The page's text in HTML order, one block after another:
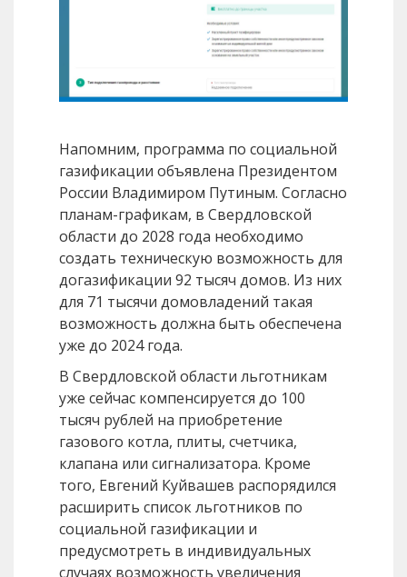
Напомним, программа по социальной
газификации объявлена Президентом
России Владимиром Путиным. Согласно
планам-графикам, в Свердловской
области до 2028 года необходимо
создать техническую возможность для
догазификации 92 тысяч домов. Из них
для 71 тысячи домовладений такая
возможность должна быть обеспечена
уже до 2024 года.
В Свердловской области льготникам
уже сейчас компенсируется до 100
тысяч рублей на приобретение
газового котла, плиты, счетчика,
клапана или сигнализатора. Кроме
того, Евгений Куйвашев распорядился
расширить список льготников по
социальной газификации и
предусмотреть в индивидуальных
случаях возможность увеличения